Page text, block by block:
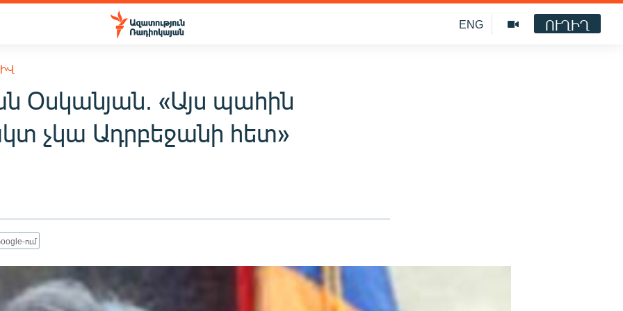
ENG ՈՒՂԻՂ
Օսկանյան. «Այս պահին
չկա Ադրբեջանի հետ»
ում